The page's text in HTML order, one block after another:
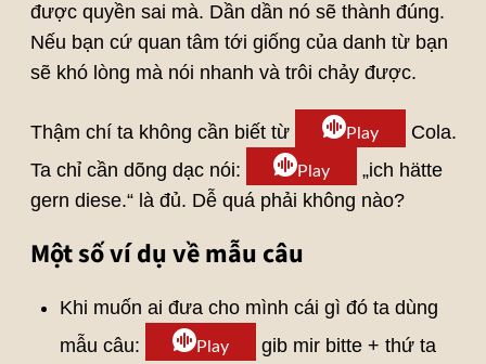
được quyền sai mà. Dần dần nó sẽ thành đúng.
Nếu bạn cứ quan tâm tới giống của danh từ bạn
sẽ khó lòng mà nói nhanh và trôi chảy được.
Thậm chí ta không cần biết từ Play
Cola.
Ta chỉ cần dõng dạc nói:
Play
„ich hätte
gern diese.“ là đủ. Dễ quá phải không nào?
Một số ví dụ về mẫu câu
Khi muốn ai đưa cho mình cái gì đó ta dùng
mẫu câu:
Play
gib mir bitte + thứ ta